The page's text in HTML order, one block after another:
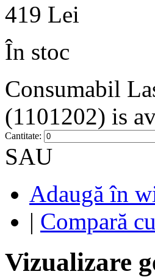
419 Lei
În stoc
Consumabil
(1101202) is
Cantitate:
SAU
Adaugă în
| Compară
Vizualizare